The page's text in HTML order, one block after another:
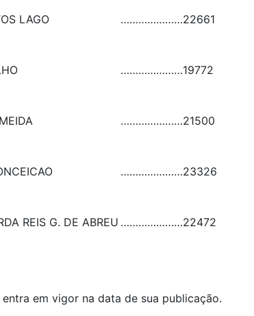
LAGO …………………22661
…………………19772
…………………21500
…………………23326
REIS G. DE ABREU …………………22472
entra em vigor na data de sua publicação.